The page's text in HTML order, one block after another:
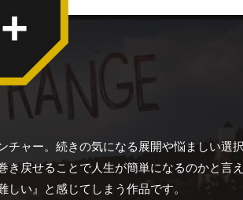
チャー。続きの気になる展開や悩ましい選
戻せることで人生が簡単になるのかと言え
い』と感じてしまう作品です。